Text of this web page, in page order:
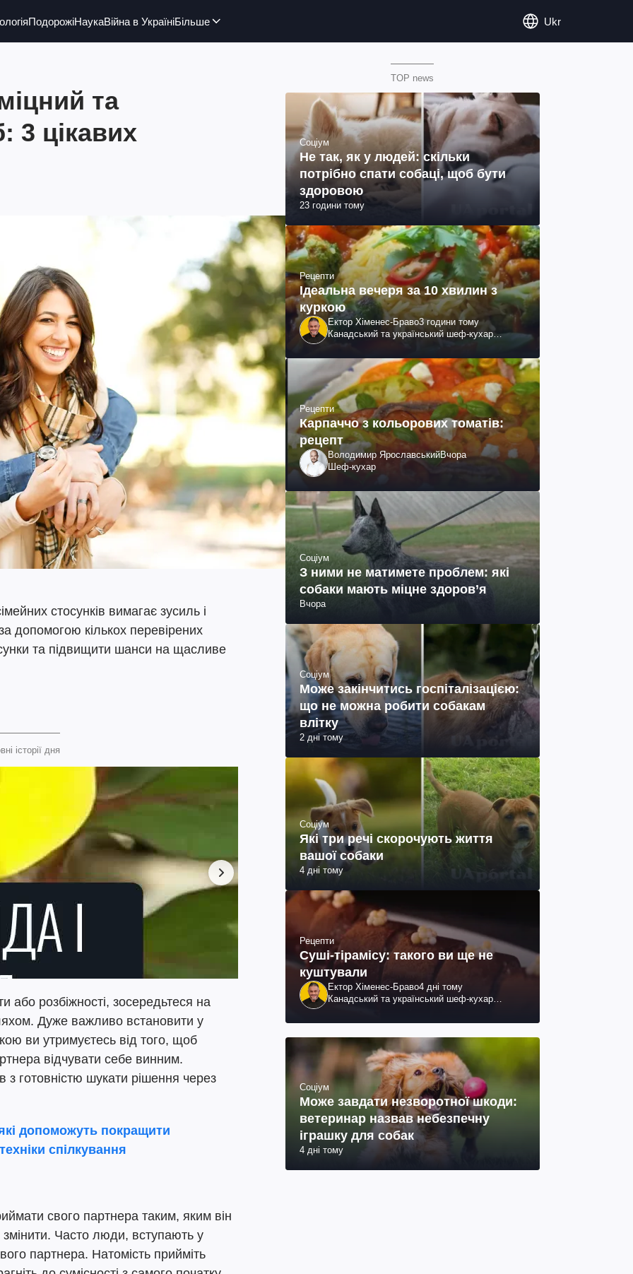
ПодорожіНаукаВійна в УкраїніБільше Ukr
та
цікавих
стосунків вимагає зусиль і
допомогою кількох перевірених
та підвищити шанси на щасливе
історії дня
або розбіжності, зосередьтеся на
Дуже важливо встановити у
ви утримуєтесь від того, щоб
відчувати себе винним.
з готовністю шукати рішення через
допоможуть покращити
спілкування
свого партнера таким, яким він
Часто люди, вступають у
партнера. Натомість прийміть
TOP news
Соціум
Не так, як у людей: скільки
потрібно спати собаці, щоб бути
здоровою
23 години тому
Рецепти
Ідеальна вечеря за 10 хвилин з
куркою
Ектор Хіменес-Браво3 години тому
Канадський та український шеф-кухар
телеведучий
Рецепти
Карпаччо з кольорових томатів:
рецепт
Володимир ЯрославськийВчора
Шеф-кухар
Соціум
З ними не матимете проблем: які
собаки мають міцне здоров’я
Вчора
Соціум
Може закінчитись госпіталізацією:
що не можна робити собакам
влітку
2 дні тому
Соціум
Які три речі скорочують життя
вашої собаки
4 дні тому
Рецепти
Суші-тірамісу: такого ви ще не
куштували
Ектор Хіменес-Браво4 дні тому
Канадський та український шеф-кухар
телеведучий
Соціум
Може завдати незворотної шкоди:
ветеринар назвав небезпечну
іграшку для собак
4 дні тому